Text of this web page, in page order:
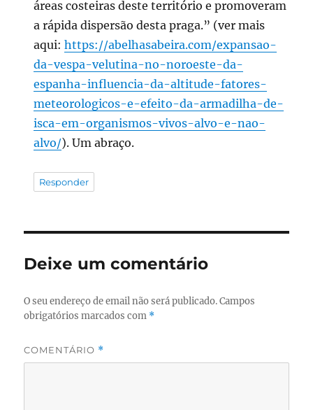
áreas costeiras deste território e promoveram
a rápida dispersão desta praga.” (ver mais
aqui:https://abelhasabeira.com/expansao-
da-vespa-velutina-no-noroeste-da-
espanha-influencia-da-altitude-fatores-
meteorologicos-e-efeito-da-armadilha-de-
isca-em-organismos-vivos-alvo-e-nao-
alvo/). Um abraço.
Responder
Deixe um comentário
O seu endereço de email não será publicado. Campos
obrigatórios marcados com *
COMENTÁRIO *